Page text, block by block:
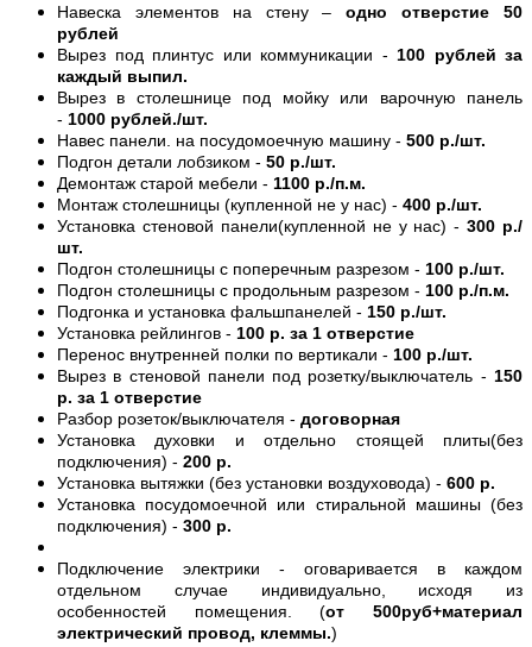
Навеска элементов на стену –одно отверстие 50
рублей
Вырез под плинтус или коммуникации - 100 рублей за
каждый выпил.
Вырез в столешнице под мойку или варочную панель
- 1000 рублей./шт.
Навес панели. на посудомоечную машину - 500 р./шт.
Подгон детали лобзиком - 50 р./шт.
Демонтаж старой мебели - 1100 р./п.м.
Монтаж столешницы (купленной не у нас) - 400 р./шт.
Установка стеновой панели(купленной не у нас) -300 р./
шт.
Подгон столешницы с поперечным разрезом - 100 р./шт.
Подгон столешницы с продольным разрезом - 100 р./п.м.
Подгонка и установка фальшпанелей - 150 р./шт.
Установка рейлингов - 100 р. за 1 отверстие
Перенос внутренней полки по вертикали - 100 р./шт.
Вырез в стеновой панели под розетку/выключатель - 150
р. за 1 отверстие
Разбор розеток/выключателя - договорная
Установка духовки и отдельно стоящей плиты(без
подключения) - 200 р.
Установка вытяжки (без установки воздуховода) - 600 р.
Установка посудомоечной или стиральной машины (без
подключения) - 300 р.
Подключение электрики - оговаривается в каждом
отдельном случае индивидуально, исходя из
особенностей помещения. (от 500руб+материал
электрический провод, клеммы.)